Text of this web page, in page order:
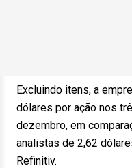
Excluindo itens, a
dólares por ação nos
dezembro, em
analistas de 2,62
Refinitiv.